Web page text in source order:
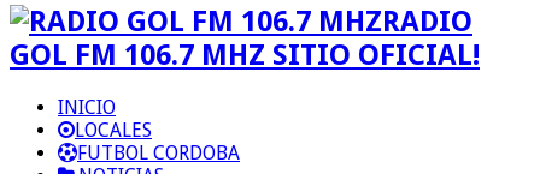
RADIO
GOL FM 106.7 MHZ SITIO OFICIAL!
INICIO
LOCALES
FUTBOL CORDOBA